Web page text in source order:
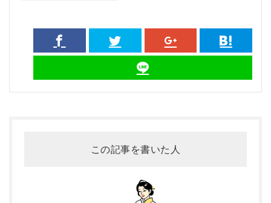
この記事を書いた人